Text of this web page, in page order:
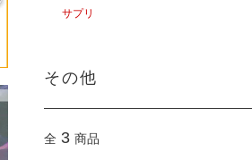
サプリ
その他
全 3 商品